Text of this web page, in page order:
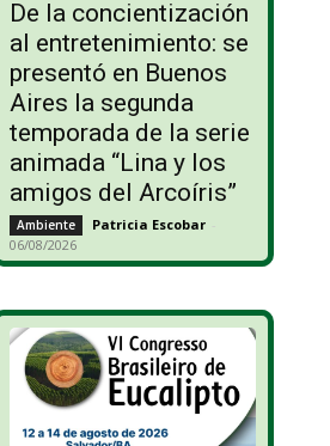
De la concientización
al entretenimiento: se
presentó en Buenos
Aires la segunda
temporada de la serie
animada “Lina y los
amigos del Arcoíris”
Ambiente Patricia Escobar -
06/08/2026